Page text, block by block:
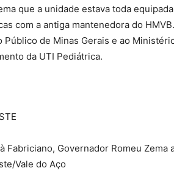
que a unidade estava toda
com a antiga mantenedora do
Público de Minas Gerais e ao
da UTI Pediátrica.
Fabriciano, Governador Romeu
Vale do Aço